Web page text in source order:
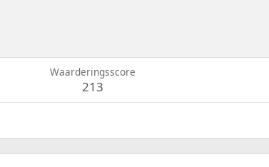
Waarderingsscore
213